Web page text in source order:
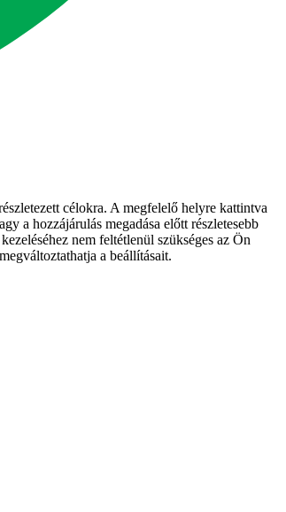
célokra. A megfelelő helyre kattintva
a hozzájárulás megadása előtt részletesebb
nem feltétlenül szükséges az Ön
a beállításait.